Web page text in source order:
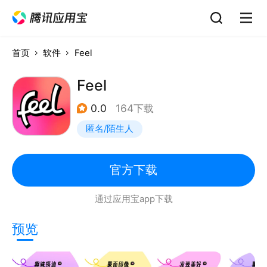
首页 软件 Feel
Feel
0.0 164下载
匿名/陌生人
官方下载
通过应用宝app下载
预览